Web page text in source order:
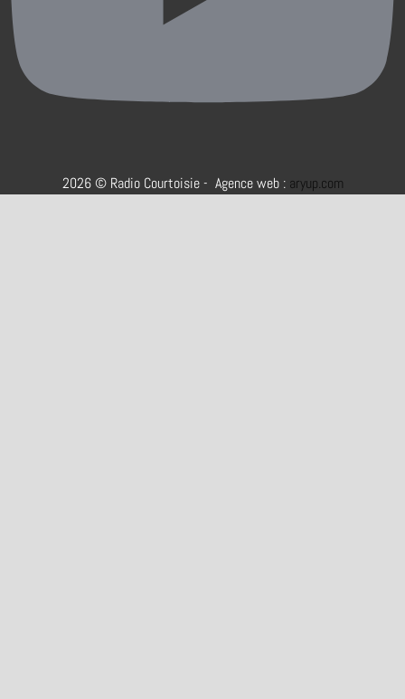
2026 © Radio Courtoisie - Agence web : aryup.com